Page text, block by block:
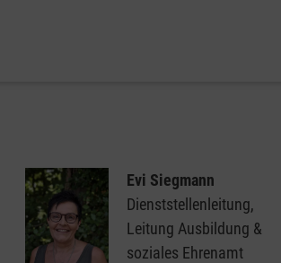
Evi Siegmann
Dienststellenleitung,
Leitung Ausbildung &
soziales Ehrenamt